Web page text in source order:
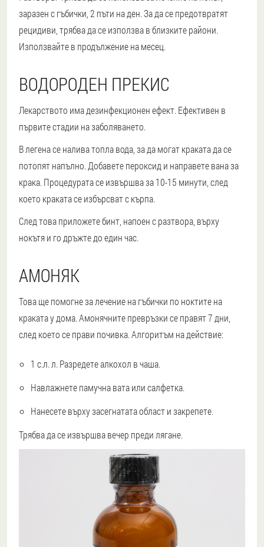
заразен с гъбички, 2 пъти на ден. За да се предотвратят
рецидиви, трябва да се използва в близките райони.
Използвайте в продължение на месец.
ВОДОРОДЕН ПРЕКИС
Лекарството има дезинфекционен ефект. Ефективен в
първите стадии на заболяването.
В легена се налива топла вода, за да могат краката да се
потопят напълно. Добавете пероксид и направете вана за
крака. Процедурата се извършва за 10-15 минути, след
което краката се избърсват с кърпа.
След това приложете бинт, напоен с разтвора, върху
нокътя и го дръжте до един час.
АМОНЯК
Това ще помогне за лечение на гъбички по ноктите на
краката у дома. Амонячните превръзки се правят 7 дни,
след което се прави почивка. Алгоритъм на действие:
1 с.л. л. Разредете алкохол в чаша.
Навлажнете памучна вата или салфетка.
Нанесете върху засегнатата област и закрепете.
Трябва да се извършва вечер преди лягане.